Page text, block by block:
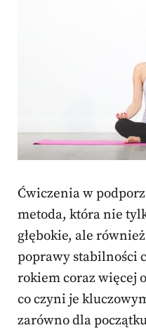
Ćwiczenia w
metoda, która nie
głębokie, ale
poprawy stabilności
rokiem coraz więcej
co czyni je
zarówno dla